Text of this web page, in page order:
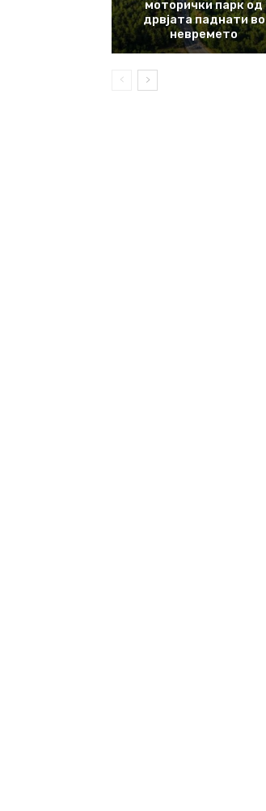
моторички парк од
дрвјата паднати во
невремето